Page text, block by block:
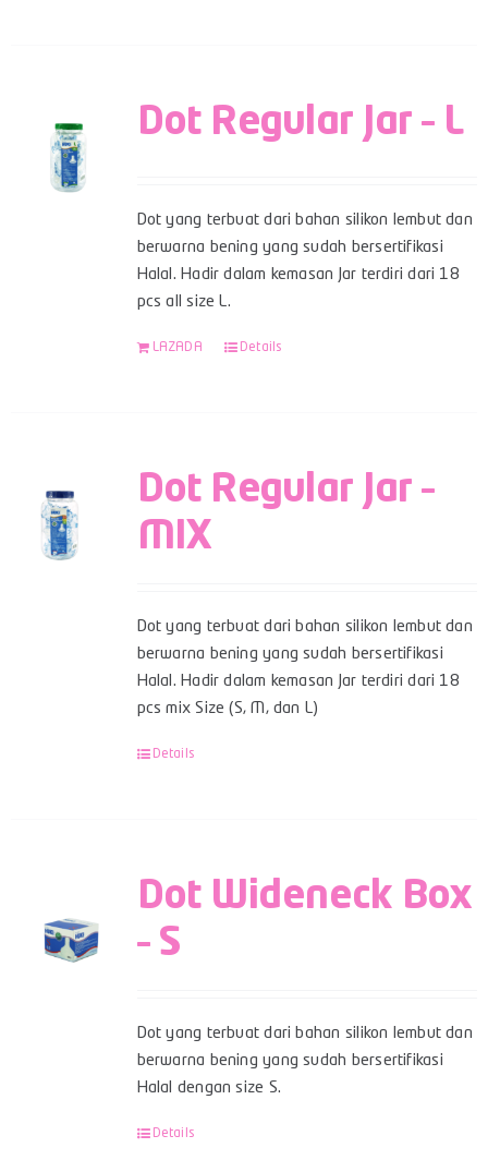
Dot Regular Jar – L
Dot yang terbuat dari bahan silikon lembut dan
berwarna bening yang sudah bersertifikasi
Halal. Hadir dalam kemasan Jar terdiri dari 18
pcs all size L.
LAZADA Details
Dot Regular Jar –
MIX
Dot yang terbuat dari bahan silikon lembut dan
berwarna bening yang sudah bersertifikasi
Halal. Hadir dalam kemasan Jar terdiri dari 18
pcs mix Size (S, M, dan L)
Details
Dot Wideneck Box
– S
Dot yang terbuat dari bahan silikon lembut dan
berwarna bening yang sudah bersertifikasi
Halal dengan size S.
Details